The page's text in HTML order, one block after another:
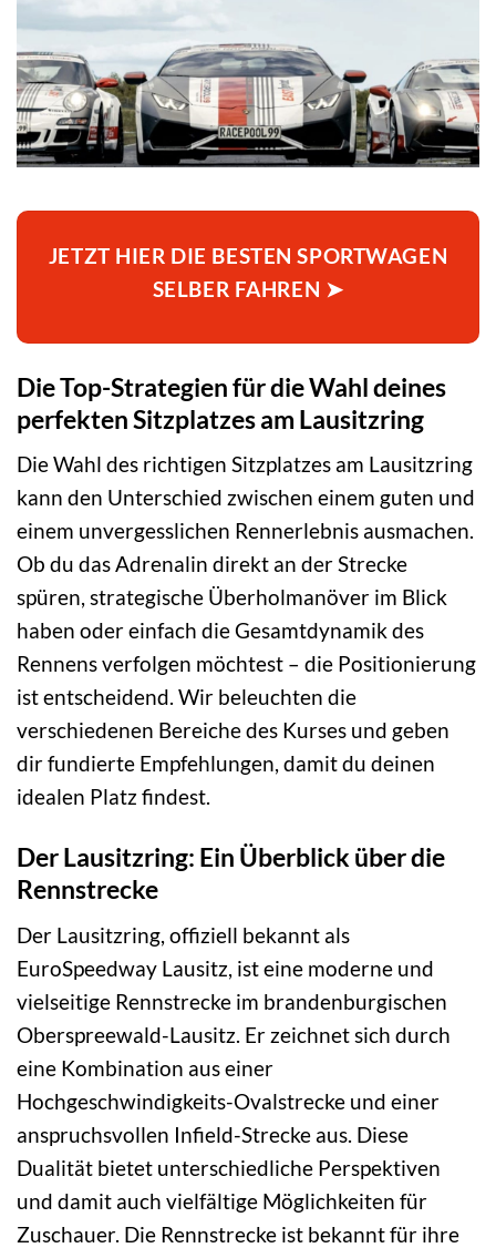
JETZT HIER DIE BESTEN SPORTWAGEN
SELBER FAHREN ➤
Die Top-Strategien für die Wahl deines
perfekten Sitzplatzes am Lausitzring
Die Wahl des richtigen Sitzplatzes am Lausitzring
kann den Unterschied zwischen einem guten und
einem unvergesslichen Rennerlebnis ausmachen.
Ob du das Adrenalin direkt an der Strecke
spüren, strategische Überholmanöver im Blick
haben oder einfach die Gesamtdynamik des
Rennens verfolgen möchtest – die Positionierung
ist entscheidend. Wir beleuchten die
verschiedenen Bereiche des Kurses und geben
dir fundierte Empfehlungen, damit du deinen
idealen Platz findest.
Der Lausitzring: Ein Überblick über die
Rennstrecke
Der Lausitzring, offiziell bekannt als
EuroSpeedway Lausitz, ist eine moderne und
vielseitige Rennstrecke im brandenburgischen
Oberspreewald-Lausitz. Er zeichnet sich durch
eine Kombination aus einer
Hochgeschwindigkeits-Ovalstrecke und einer
anspruchsvollen Infield-Strecke aus. Diese
Dualität bietet unterschiedliche Perspektiven
und damit auch vielfältige Möglichkeiten für
Zuschauer. Die Rennstrecke ist bekannt für ihre